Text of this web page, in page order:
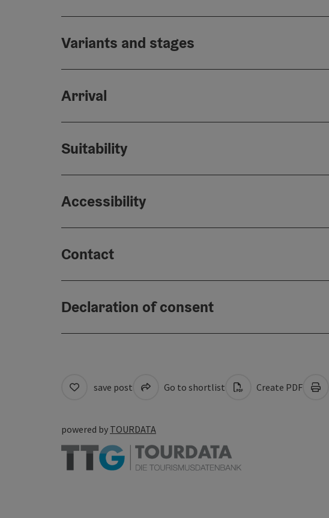
Variants and stages
Arrival
Suitability
Accessibility
Contact
Declaration of consent
save post Go to shortlist Create PDF
powered by TOURDATA